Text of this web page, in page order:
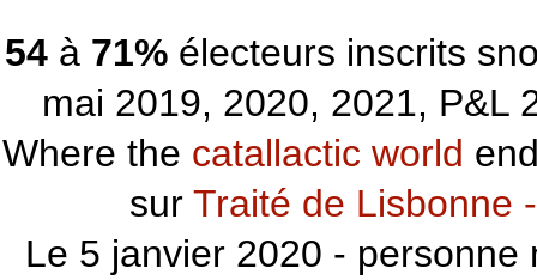
54à 71%électeurs inscrits
mai 2019, 2020, 2021, P&L
Where the catallactic world
sur Traité de Lisbonne
Le 5 janvier 2020 -